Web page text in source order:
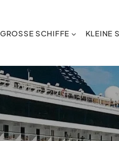
GROSSE SCHIFFE KLEINE